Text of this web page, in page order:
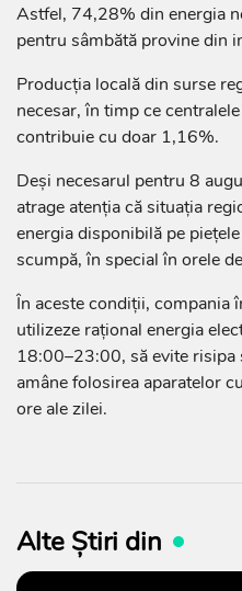
Astfel, 74,28% din energia
pentru sâmbătă provine din
Producția locală din surse
necesar, în timp ce
contribuie cu doar 1,16%.
Deși necesarul pentru 8
atrage atenția că situația
energia disponibilă pe
scumpă, în special în orele
În aceste condiții, compania
utilizeze rațional energia
18:00–23:00, să evite risipa
amâne folosirea aparatelor
ore ale zilei.
Alte Știri din